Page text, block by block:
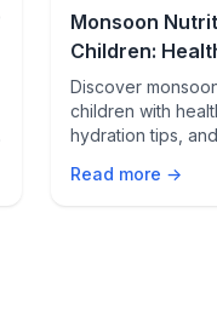
Monsoon
Children:
Support
Wellness
Discover
children with
hydration tips,
growth,
Read more →